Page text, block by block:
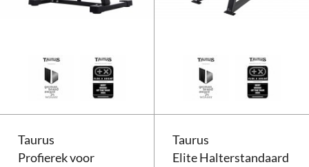
Taurus
Profierek voor
Taurus
Elite Halterstandaard